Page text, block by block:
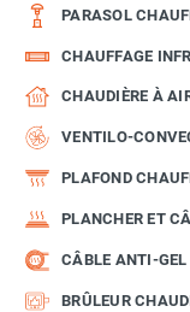
PARASOL
CHAUFFAGE
CHAUDIÈRE À
VENTILO-
PLAFOND
PLANCHER ET
CÂBLE ANTI-GEL
BRÛLEUR